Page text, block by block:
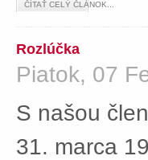
ČÍTAŤ CELÝ ČLÁNOK...
Rozlúčka
Piatok, 07
S našou
31. marca